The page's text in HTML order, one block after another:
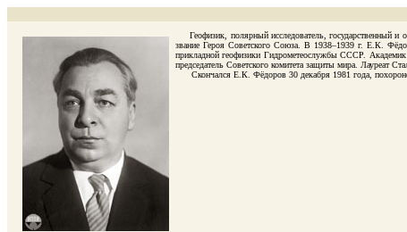
Геофизик, полярный исследователь, государственный и
звание Героя Советского Союза. В 1938–1939 г. Е.К.
прикладной геофизики Гидрометеослужбы СССР.
председатель Советского комитета защиты мира. Лауреат
Скончался Е.К. Фёдоров 30 декабря 1981 года,